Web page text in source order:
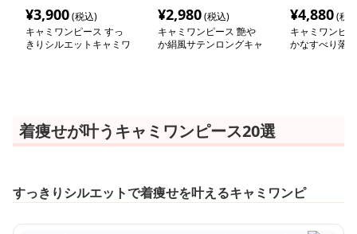
¥3,900(税込)
キャミワンピース すっ
きりシルエットキャミワ
¥2,980(税込)
キャミワンピース 艶や
か絹風サテンロングキャ
¥4,880(税
キャミワンピ
かなすべり落
着痩せが叶うキャミワンピース20選
すっきりシルエットで着痩せを叶えるキャミワンピ